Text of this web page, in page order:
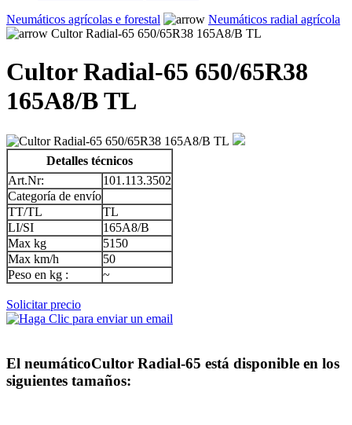
Neumáticos agrícolas e forestal
Neumáticos radial agrícola
Cultor Radial-65 650/65R38 165A8/B TL
Cultor Radial-65 650/65R38
165A8/B TL
Detalles técnicos
Art.Nr:
101.113.3502
Categoría de envío
TT/TL
TL
LI/SI
165A8/B
Max kg
5150
Max km/h
50
Peso en kg :
~
Solicitar precio
El neumáticoCultor Radial-65 está disponible en los
siguientes tamaños: